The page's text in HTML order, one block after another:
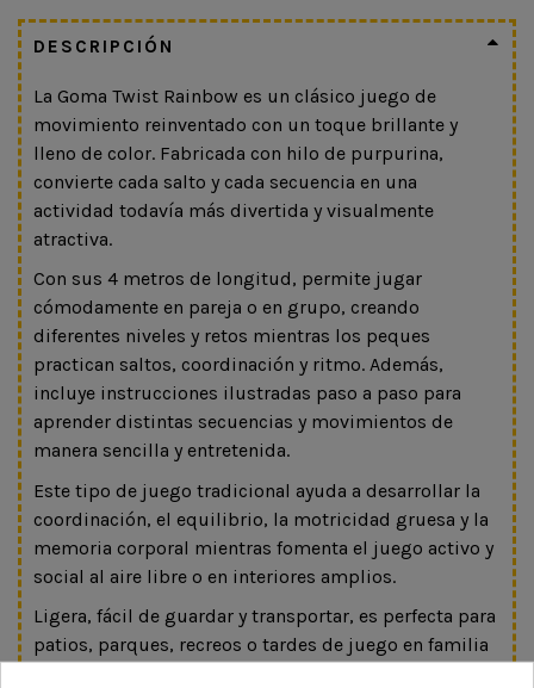
DESCRIPCIÓN
La Goma Twist Rainbow es un clásico juego de
movimiento reinventado con un toque brillante y
lleno de color. Fabricada con hilo de purpurina,
convierte cada salto y cada secuencia en una
actividad todavía más divertida y visualmente
atractiva.
Con sus 4 metros de longitud, permite jugar
cómodamente en pareja o en grupo, creando
diferentes niveles y retos mientras los peques
practican saltos, coordinación y ritmo. Además,
incluye instrucciones ilustradas paso a paso para
aprender distintas secuencias y movimientos de
manera sencilla y entretenida.
Este tipo de juego tradicional ayuda a desarrollar la
coordinación, el equilibrio, la motricidad gruesa y la
memoria corporal mientras fomenta el juego activo y
social al aire libre o en interiores amplios.
Ligera, fácil de guardar y transportar, es perfecta para
patios, parques, recreos o tardes de juego en familia